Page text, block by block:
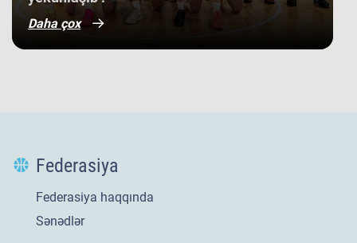
Daha çox
Federasiya
Federasiya haqqında
Sənədlər